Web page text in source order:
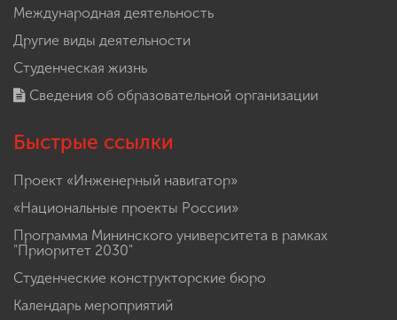
Международная деятельность
Другие виды деятельности
Студенческая жизнь
Сведения об образовательной организации
Быстрые ссылки
Проект «Инженерный навигатор»
«Национальные проекты России»
Программа Мининского университета в рамках
"Приоритет 2030"
Студенческие конструкторские бюро
Календарь мероприятий